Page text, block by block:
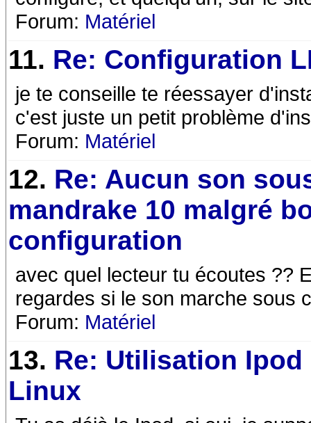
Forum: Matériel
11. Re: Configuration
je te conseille te réessayer
c'est juste un petit problème
Forum: Matériel
12. Re: Aucun son
mandrake 10 malgré
configuration
avec quel lecteur tu écoutes ??
regardes si le son marche sous
Forum: Matériel
13. Re: Utilisation Ipod
Linux